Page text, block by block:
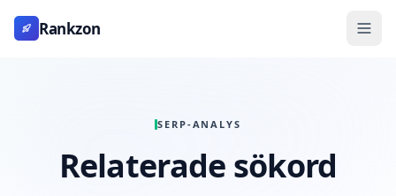
Rankzon
SERP-ANALYS
Relaterade sökord